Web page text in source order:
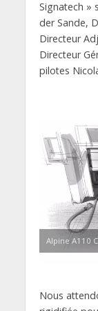
Signatech »
der Sande,
Directeur
Directeur
pilotes
Alpine A110
Nous